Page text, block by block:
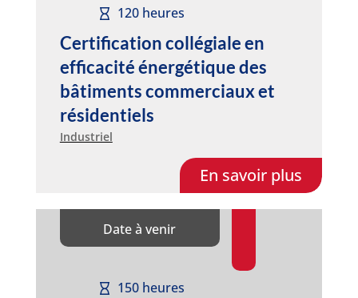
120 heures
Certification collégiale en
efficacité énergétique des
bâtiments commerciaux et
résidentiels
Industriel
En savoir plus
Date à venir
150 heures